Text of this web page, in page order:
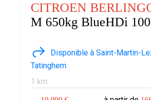
CITROEN
M 650kg BlueHDi
Disponible à Saint-Martin-
Tatinghem
1 km